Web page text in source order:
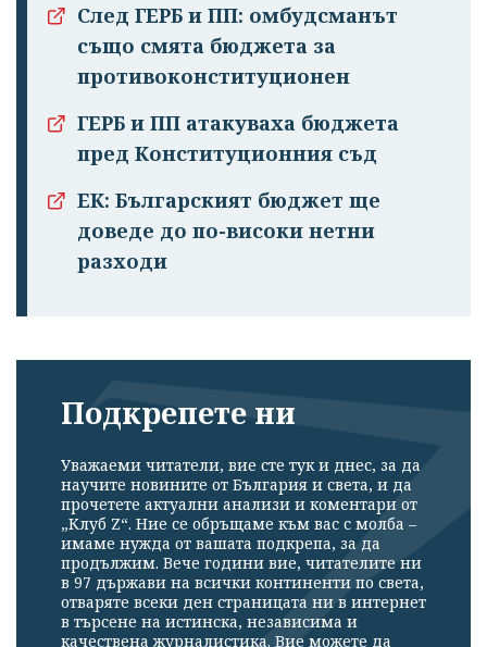
След ГЕРБ и ПП: омбудсманът
също смята бюджета за
противоконституционен
ГЕРБ и ПП атакуваха бюджета
пред Конституционния съд
ЕК: Българският бюджет ще
доведе до по-високи нетни
разходи
Подкрепете ни
Уважаеми читатели, вие сте тук и днес, за да
научите новините от България и света, и да
прочетете актуални анализи и коментари от
„Клуб Z“. Ние се обръщаме към вас с молба –
имаме нужда от вашата подкрепа, за да
продължим. Вече години вие, читателите ни
в 97 държави на всички континенти по света,
отваряте всеки ден страницата ни в интернет
в търсене на истинска, независима и
качествена журналистика. Вие можете да